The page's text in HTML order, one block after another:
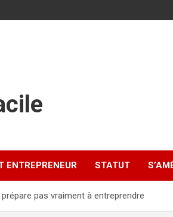
ENTREPRENEUR STATUT
pas vraiment à entreprendre